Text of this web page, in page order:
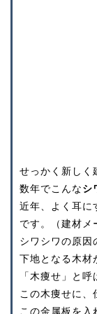
せっかく新しく
数年でこんなシ
近年、よく耳に
です。（建材メ
シワシワの原因
下地となる木材
「木痩せ」と呼
この木痩せに、
この金属板を入